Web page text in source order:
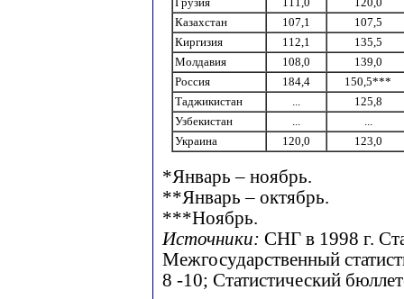
Казахстан
107,1
107,5
Киргизия
112,1
135,5
Молдавия
108,0
139,0
Россия
184,4
150,5***
Таджикистан
...
125,8
Узбекистан
...
...
Украина
120,0 123,0
*Январь – ноябрь.
**Январь – октябрь.
***Ноябрь.
Источники: СНГ в 1998 г.
Межгосударственный
8 -10; Статистический